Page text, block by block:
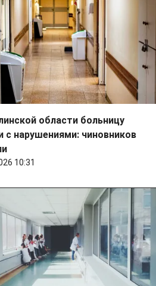
области больницу
с нарушениями: чиновников
10:31